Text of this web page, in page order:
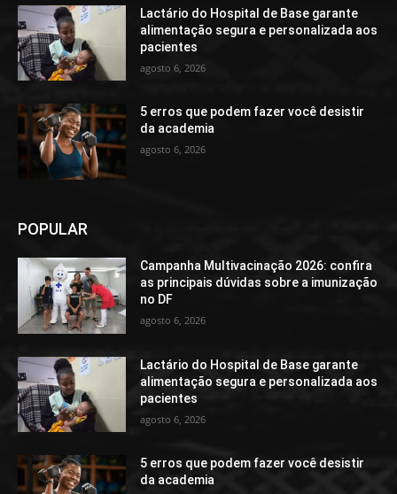
Lactário do Hospital de Base garante
alimentação segura e personalizada aos
pacientes
agosto 6, 2026
5 erros que podem fazer você desistir
da academia
agosto 6, 2026
POPULAR
Campanha Multivacinação 2026: confira
as principais dúvidas sobre a imunização
no DF
agosto 6, 2026
Lactário do Hospital de Base garante
alimentação segura e personalizada aos
pacientes
agosto 6, 2026
5 erros que podem fazer você desistir
da academia